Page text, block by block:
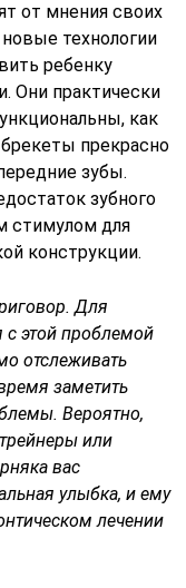
от мнения своих
технологии
ребенку
Они практически
как
прекрасно
зубы.
зубного
стимулом для
конструкции.
Для
с этой проблемой
отслеживать
заметить
Вероятно,
или
вас
улыбка, и ему
лечении